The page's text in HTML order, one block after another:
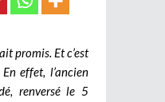
promis. Et c’est
effet, l’ancien
renversé le 5